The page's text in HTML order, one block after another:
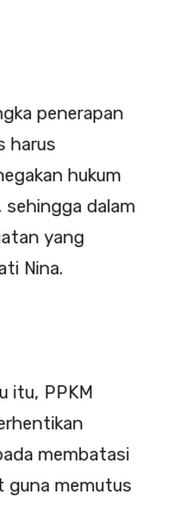
penerapan
harus
hukum
sehingga dalam
yang
Nina.
itu, PPKM
membatasi
guna memutus